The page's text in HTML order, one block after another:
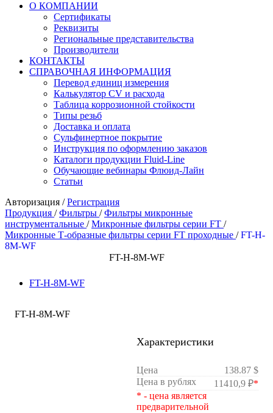
О КОМПАНИИ
Сертификаты
Реквизиты
Региональные представительства
Производители
КОНТАКТЫ
СПРАВОЧНАЯ ИНФОРМАЦИЯ
Перевод единиц измерения
Калькулятор CV и расхода
Таблица коррозионной стойкости
Типы резьб
Доставка и оплата
Сульфинертное покрытие
Инструкция по оформлению заказов
Каталоги продукции Fluid-Line
Обучающие вебинары Флюид-Лайн
Статьи
Авторизация /Регистрация
Продукция /Фильтры /Фильтры микронные
инструментальные /Микронные фильтры серии FT /
Микронные Т-образные фильтры серии FT проходные /FT-H-
8M-WF
FT-H-8M-WF
FT-H-8M-WF
FT-H-8M-WF
Характеристики
Цена
138.87 $
Цена в рублях
11410,9 ₽*
* - цена является
предварительной